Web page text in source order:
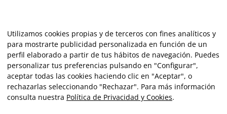
Utilizamos cookies propias y de terceros con fines analíticos y
para mostrarte publicidad personalizada en función de un
perfil elaborado a partir de tus hábitos de navegación. Puedes
personalizar tus preferencias pulsando en "Configurar",
aceptar todas las cookies haciendo clic en "Aceptar", o
rechazarlas seleccionando "Rechazar". Para más información
consulta nuestra Política de Privacidad y Cookies.